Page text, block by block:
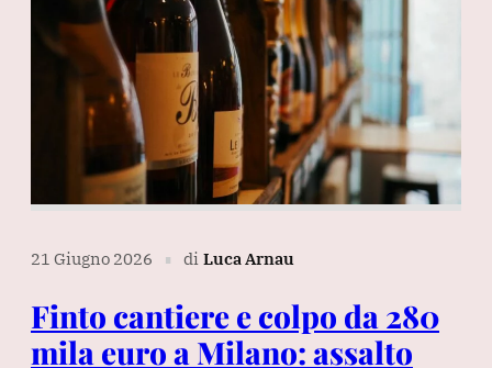
21 Giugno 2026 ∎ di Luca Arnau
Finto cantiere e colpo da 280
mila euro a Milano: assalto